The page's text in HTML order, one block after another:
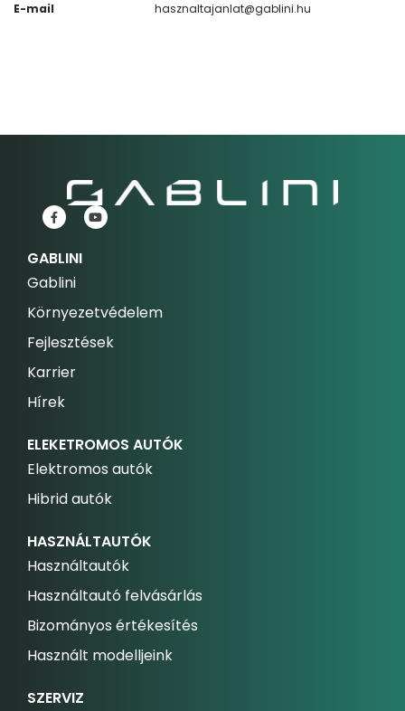
E-mail hasznaltajanlat@gablini.hu
GABLINI
Gablini
Környezetvédelem
Fejlesztések
Karrier
Hírek
ELEKETROMOS AUTÓK
Elektromos autók
Hibrid autók
HASZNÁLTAUTÓK
Használtautók
Használtautó felvásárlás
Bizományos értékesítés
Használt modelljeink
SZERVIZ